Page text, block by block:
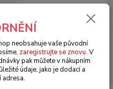
Menu
Hledat
0 Kč
neobsahuje vaše původní
zaregistrujte se znovu. V
pak můžete v nákupním
údaje, jako je dodací a
adresa.